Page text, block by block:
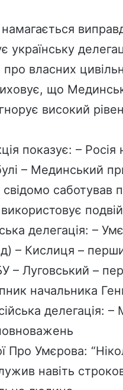
українську
власних
що
високий
показує: –
– Мединський
саботував
делегація: –
– Кислиця –
– Луговський –
начальника
делегація:
Про Умєрова:
навіть